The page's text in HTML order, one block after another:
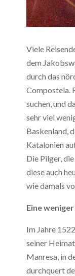
Viele
dem
durch das
Compostela.
suchen, und
sehr viel
Baskenland,
Katalonien
Die Pilger,
diese auch
wie damals
Eine
Im Jahre
seiner
Manresa, in
durchquert